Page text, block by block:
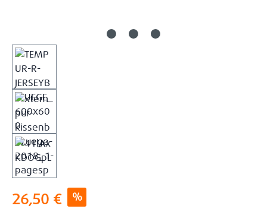
Verkaufspreis:
26,50 € %